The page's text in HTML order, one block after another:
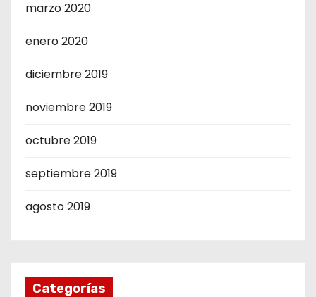
marzo 2020
enero 2020
diciembre 2019
noviembre 2019
octubre 2019
septiembre 2019
agosto 2019
Categorías